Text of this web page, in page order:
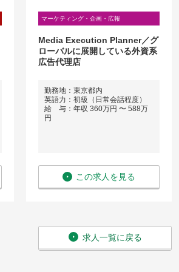
マーケティング・企画・広報
Media Execution Planner／グ
ローバルに展開している外資系
広告代理店
勤務地：東京都内
英語力：初級（日常会話程度）
給 与：年収 360万円 〜 588万
円
この求人を見る
求人一覧に戻る